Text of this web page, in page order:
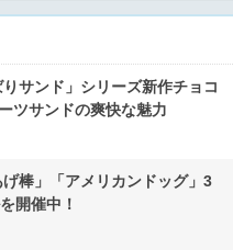
サンド」シリーズ新作チョコ
ツサンドの爽快な魅力
棒」「アメリカンドッグ」3
開催中！